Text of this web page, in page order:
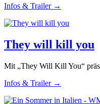
Infos & Trailer →
They will kill you
Mit „They Will Kill You“
Infos & Trailer →